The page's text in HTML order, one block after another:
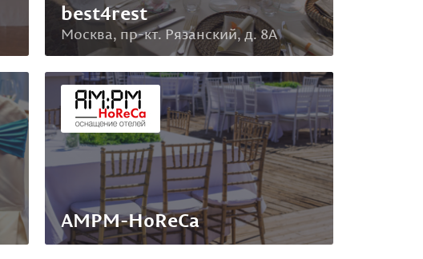
best4rest
Москва, пр-кт. Рязанский, д. 8А
AMPM-HoReCa